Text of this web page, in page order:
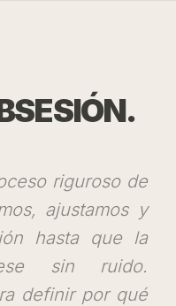
riguroso de
ajustamos y
hasta que la
sin ruido.
definir por qué